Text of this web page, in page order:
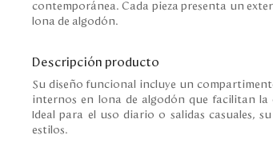
contemporánea. Cada pieza presenta un
lona de algodón.
Descripción producto
Su diseño funcional incluye un
internos en lona de algodón que facilitan la
Ideal para el uso diario o salidas casuales,
estilos.